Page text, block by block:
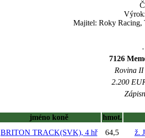
Majitel: Roky Racing,
7126
Rovina II
2.200
jméno koně
hmot.
BRITON TRACK(SVK), 4 hř 64,5 ž.